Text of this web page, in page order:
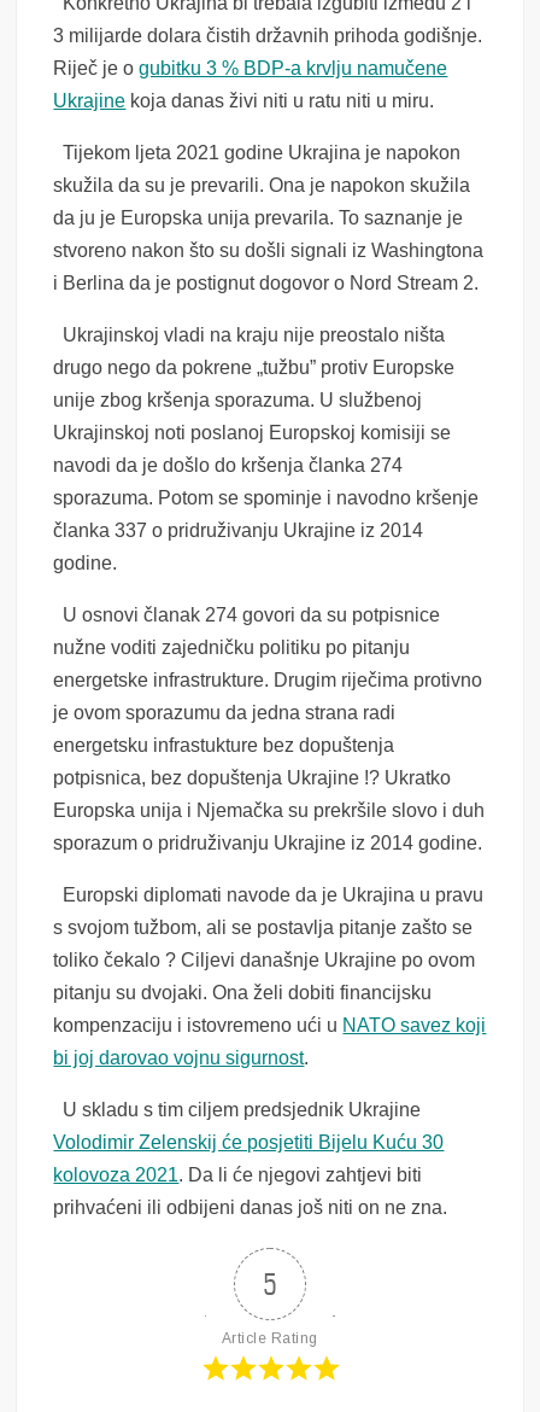
3 milijarde dolara čistih državnih prihoda godišnje.
Riječ je ogubitku 3 % BDP-a krvlju namučene
Ukrajine koja danas živi niti u ratu niti u miru.
Tijekom ljeta 2021 godine Ukrajina je napokon
skužila da su je prevarili. Ona je napokon skužila
da ju je Europska unija prevarila. To saznanje je
stvoreno nakon što su došli signali iz Washingtona
i Berlina da je postignut dogovor o Nord Stream 2.
Ukrajinskoj vladi na kraju nije preostalo ništa
drugo nego da pokrene „tužbu” protiv Europske
unije zbog kršenja sporazuma. U službenoj
Ukrajinskoj noti poslanoj Europskoj komisiji se
navodi da je došlo do kršenja članka 274
sporazuma. Potom se spominje i navodno kršenje
članka 337 o pridruživanju Ukrajine iz 2014
godine.
U osnovi članak 274 govori da su potpisnice
nužne voditi zajedničku politiku po pitanju
energetske infrastrukture. Drugim riječima protivno
je ovom sporazumu da jedna strana radi
energetsku infrastukture bez dopuštenja
potpisnica, bez dopuštenja Ukrajine !? Ukratko
Europska unija i Njemačka su prekršile slovo i duh
sporazum o pridruživanju Ukrajine iz 2014 godine.
Europski diplomati navode da je Ukrajina u pravu
s svojom tužbom, ali se postavlja pitanje zašto se
toliko čekalo ? Ciljevi današnje Ukrajine po ovom
pitanju su dvojaki. Ona želi dobiti financijsku
kompenzaciju i istovremeno ući u NATO savez koji
bi joj darovao vojnu sigurnost.
U skladu s tim ciljem predsjednik Ukrajine
Volodimir Zelenskij će posjetiti Bijelu Kuću 30
kolovoza 2021. Da li će njegovi zahtjevi biti
prihvaćeni ili odbijeni danas još niti on ne zna.
5
Article Rating